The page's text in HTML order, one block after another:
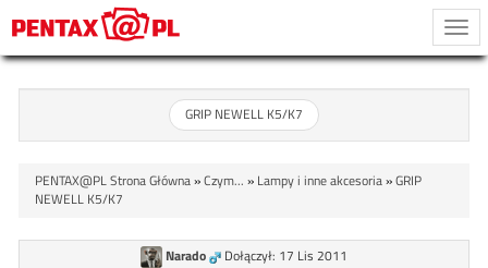
GRIP NEWELL K5/K7
PENTAX@PL Strona Główna»Czym... » Lampy i inne akcesoria»GRIP
NEWELL K5/K7
Narado
Dołączył: 17 Lis 2011